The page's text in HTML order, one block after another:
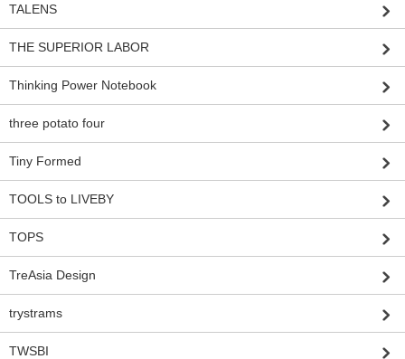
TALENS
THE SUPERIOR LABOR
Thinking Power Notebook
three potato four
Tiny Formed
TOOLS to LIVEBY
TOPS
TreAsia Design
trystrams
TWSBI